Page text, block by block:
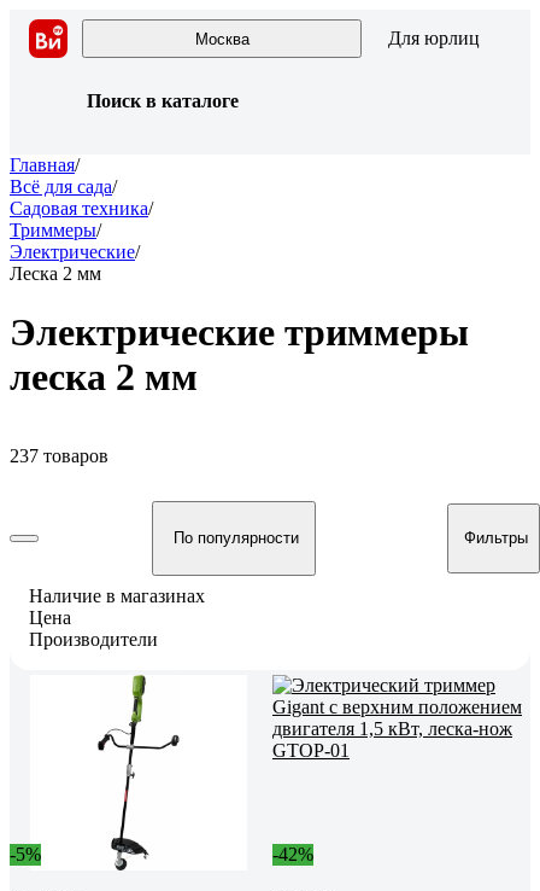
Москва Для юрлиц
Поиск в каталоге
Главная/
Всё для сада/
Садовая техника/
Триммеры/
Электрические/
Леска 2 мм
Электрические триммеры
леска 2 мм
237 товаров
По популярности Фильтры
Наличие в магазинах
Цена
Производители
-5% -42%